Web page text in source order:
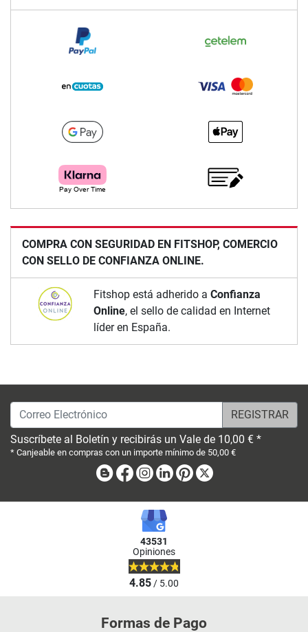
COMPRA CON SEGURIDAD EN FITSHOP, COMERCIO
CON SELLO DE CONFIANZA ONLINE.
Fitshop está adherido a Confianza
Online, el sello de calidad en Internet
líder en España.
Correo Electrónico
Suscríbete al Boletín y recibirás un Vale de 10,00 € *
* Canjeable en compras con un importe mínimo de 50,00 €
BlogFacebook
Instagram
LinkedinPinterest
43531
Opiniones
4.85/ 5.00
Formas de Pago